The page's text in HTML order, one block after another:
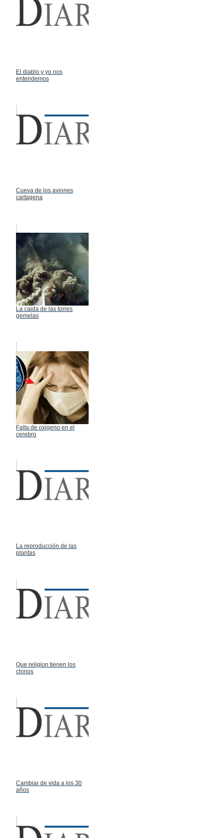
El diablo y yo nos
entendemos
Cueva de los aviones
cartagena
La caida de las torres
gemelas
Falta de oxigeno en el
cerebro
La reproducción de las
plantas
Que religion tienen los
chinos
Cambiar de vida a los 30
años